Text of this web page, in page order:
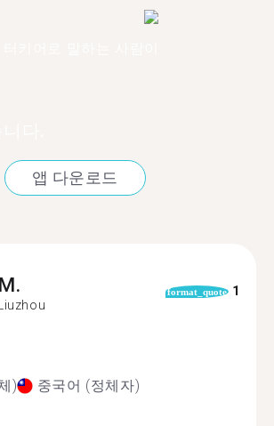
앱 다운로드
M.
Liuzhou
format_quote 1
) 중국어 (정체자)